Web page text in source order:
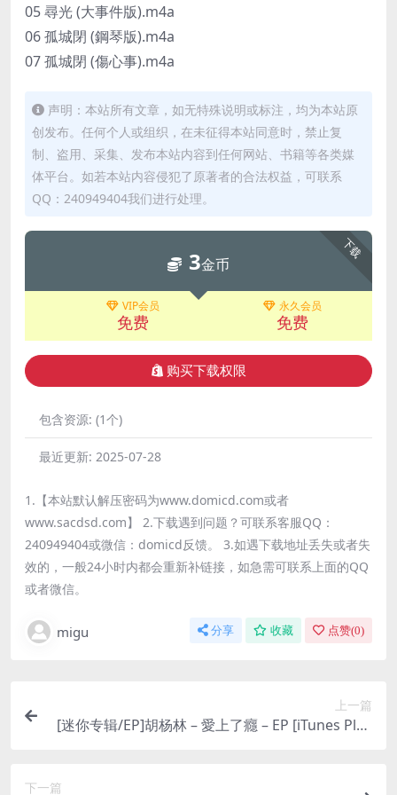
05 尋光 (大事件版).m4a
06 孤城閉 (鋼琴版).m4a
07 孤城閉 (傷心事).m4a
声明：本站所有文章，如无特殊说明或标注，均为本站原
创发布。任何个人或组织，在未征得本站同意时，禁止复
制、盗用、采集、发布本站内容到任何网站、书籍等各类媒
体平台。如若本站内容侵犯了原著者的合法权益，可联系
QQ：240949404我们进行处理。
下载
3金币
VIP会员
免费
永久会员
免费
购买下载权限
包含资源: (1个)
最近更新: 2025-07-28
1.【本站默认解压密码为www.domicd.com或者
www.sacdsd.com】 2.下载遇到问题？可联系客服QQ：
240949404或微信：domicd反馈。 3.如遇下载地址丢失或者失
效的，一般24小时内都会重新补链接，如急需可联系上面的QQ
或者微信。
migu 分享 收藏 点赞(0)
上一篇
[迷你专辑/EP]胡杨林 – 愛上了癮 – EP [iTunes Plus
下一篇